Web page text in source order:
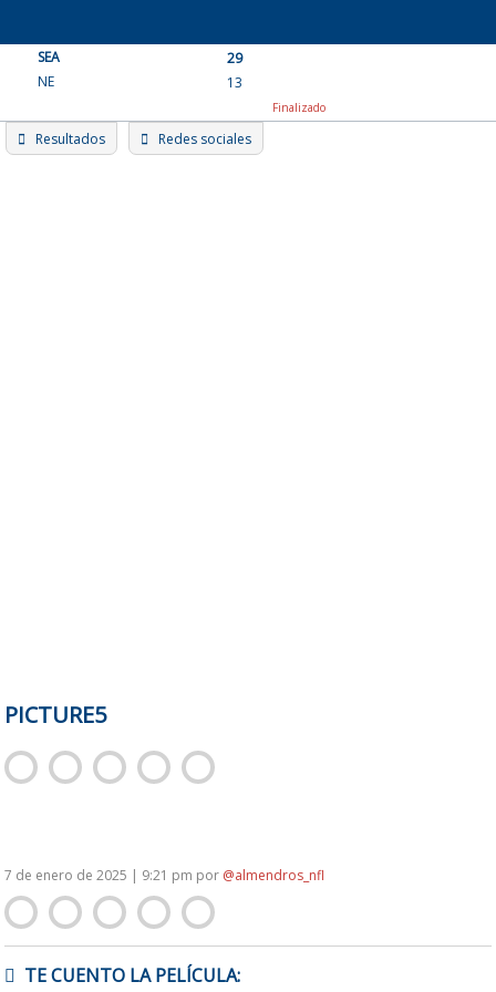
content
SEA
29
NE
13
Finalizado
Resultados Redes sociales
PICTURE5
7 de enero de 2025 | 9:21 pm por @almendros_nfl
DE TE CUENTO LA PELÍCULA: